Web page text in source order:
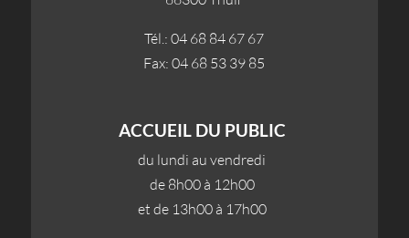
Tél.: 04 68 84 67 67
Fax: 04 68 53 39 85
ACCUEIL DU PUBLIC
du lundi au vendredi
de 8h00 à 12h00
et de 13h00 à 17h00